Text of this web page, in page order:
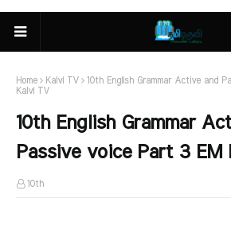
Home Kalvi TV
10th English Grammar Active and
Kalvi TV
10th English Grammar
Passive voice Part 3 EM
10th